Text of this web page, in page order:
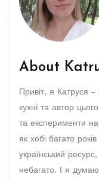
About
Привіт, я Катруся -
кухні та автор
та експерименти
як хобі багато
український
небагато. І я